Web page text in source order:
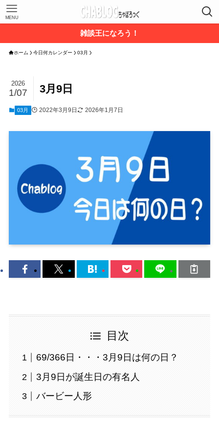
MENU
雑談王になろう！
ホーム 今日何カレンダー 03月
3月9日
2026
1/07
03月 2022年3月9日 2026年1月7日
目次
69/366日・・・3月9日は何の日？
3月9日が誕生日の有名人
バービー人形